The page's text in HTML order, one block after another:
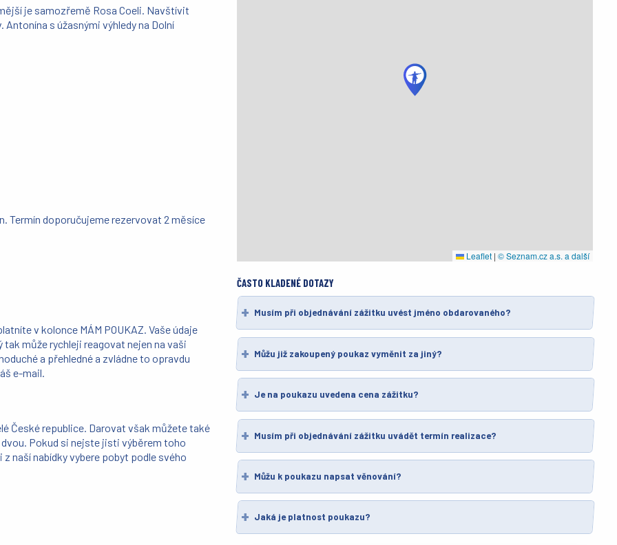
je samozřemě Rosa Coeli. Navštívit
s úžasnými výhledy na Dolní
Termín doporučujeme rezervovat 2 měsíce
v kolonce MÁM POUKAZ. Vaše údaje
může rychleji reagovat nejen na vaši
a přehledné a zvládne to opravdu
e-mail.
České republice. Darovat však můžete také
Pokud si nejste jisti výběrem toho
z naší nabídky vybere pobyt podle svého
Leaflet | © Seznam.cz a.s. a další
ČASTO KLADENÉ DOTAZY
Musím při objednávání zážitku uvést jméno obdarovaného?
Můžu již zakoupený poukaz vyměnit za jiný?
Je na poukazu uvedena cena zážitku?
Musím při objednávání zážitku uvádět termín realizace?
Můžu k poukazu napsat věnování?
Jaká je platnost poukazu?